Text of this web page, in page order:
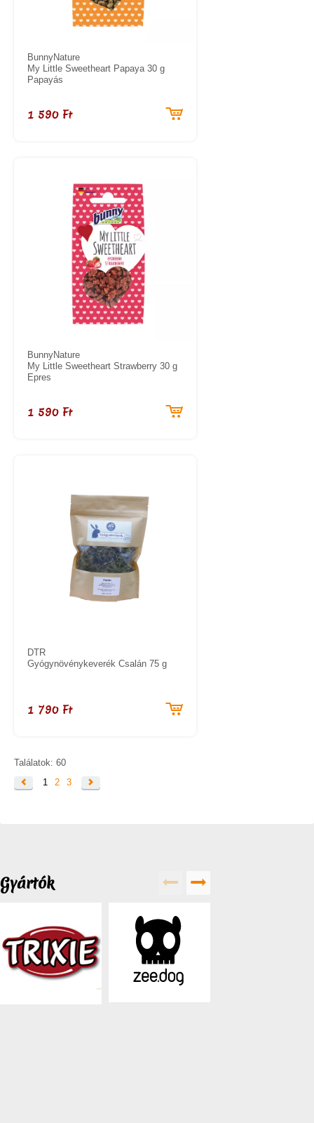
BunnyNature
My Little Sweetheart Papaya 30 g
Papayás
1 590 Ft
BunnyNature
My Little Sweetheart Strawberry 30 g
Epres
1 590 Ft
DTR
Gyógynövénykeverék Csalán 75 g
1 790 Ft
Találatok: 60
1
2 3
Gyártók